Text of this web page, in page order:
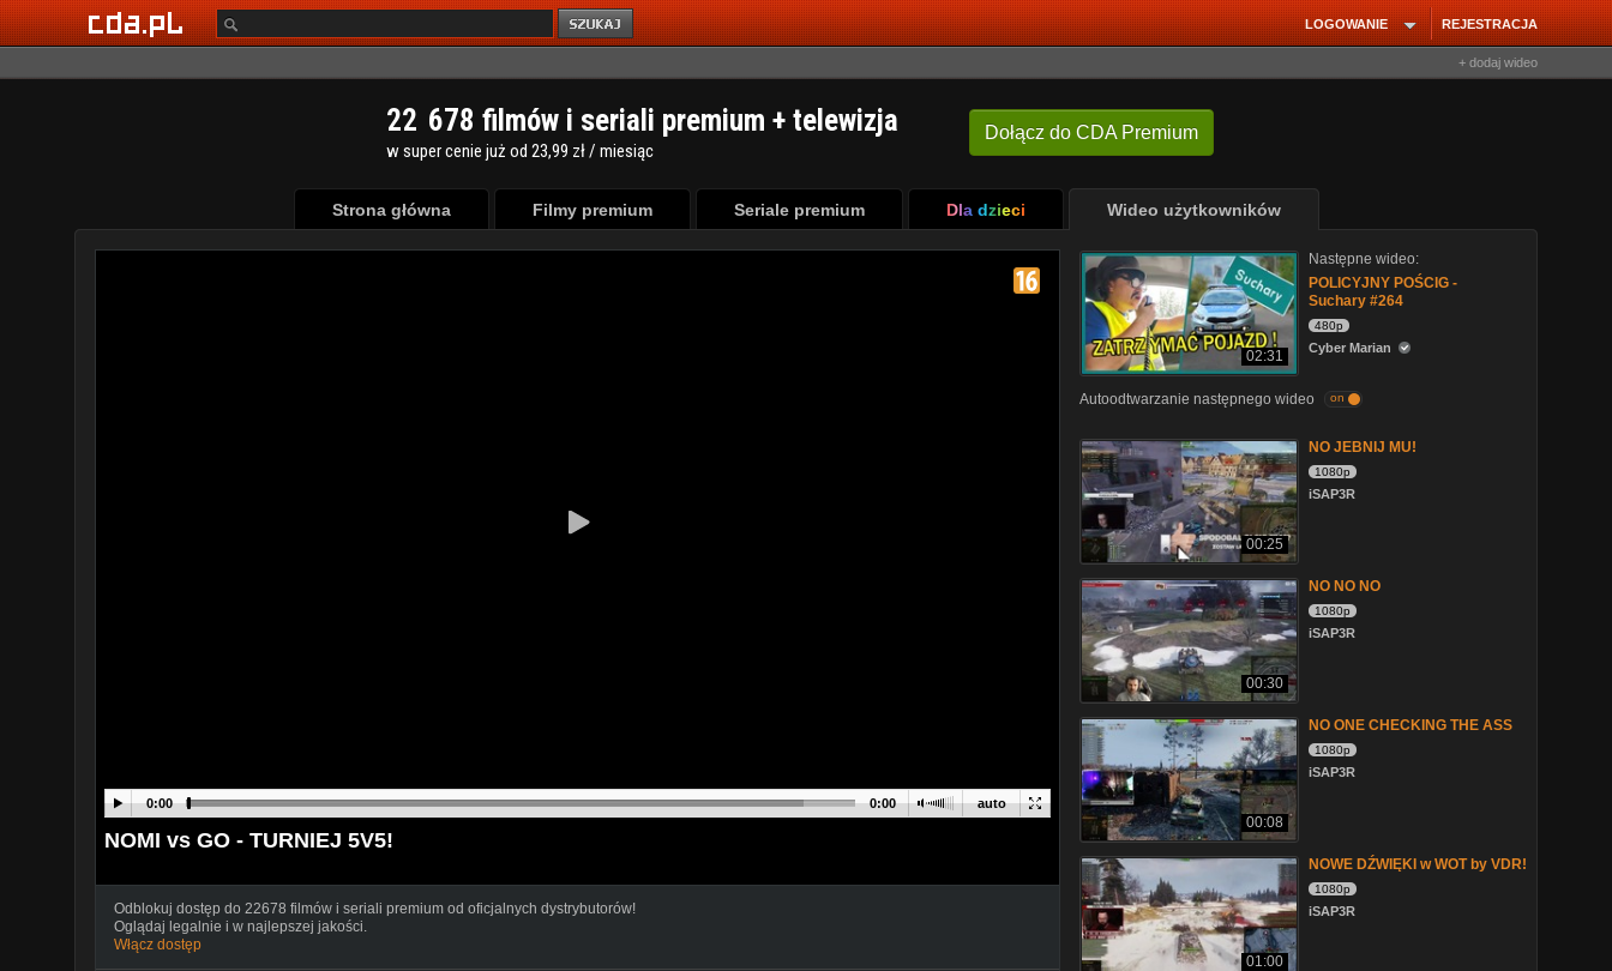
REJESTRACJA
LOGOWANIE
+ dodaj wideo
Dołącz do CDA Premium
22 678 filmów i seriali premium + telewizja
w super cenie już od 23,99 zł / miesiąc
Strona główna Filmy premium Seriale premium Dla dzieci Wideo użytkowników
auto
0:00 0:00
NOMI vs GO - TURNIEJ 5V5!
Odblokuj dostęp do 22678 filmów i seriali premium od oficjalnych dystrybutorów!
Oglądaj legalnie i w najlepszej jakości.
Włącz dostęp
02:31
Następne wideo:
POLICYJNY POŚCIG -
Suchary #264
480p
Cyber Marian
Autoodtwarzanie następnego wideo on
00:25
NO JEBNIJ MU!
1080p
iSAP3R
00:30
NO NO NO
1080p
iSAP3R
00:08
NO ONE CHECKING THE ASS
1080p
iSAP3R
01:00
NOWE DŹWIĘKI w WOT by VDR!
1080p
iSAP3R